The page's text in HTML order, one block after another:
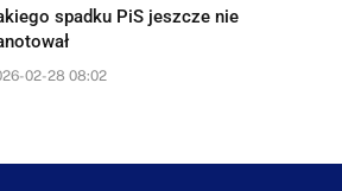
spadku PiS jeszcze nie
02-28 08:02